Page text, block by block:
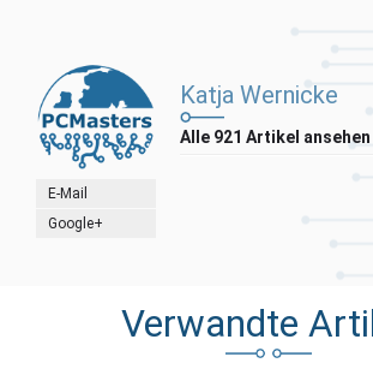
E-Mail
Google+
Katja Wernicke
Alle 921 Artikel ansehen
Verwandte